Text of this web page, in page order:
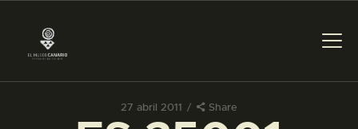
27 abril 2011 Share